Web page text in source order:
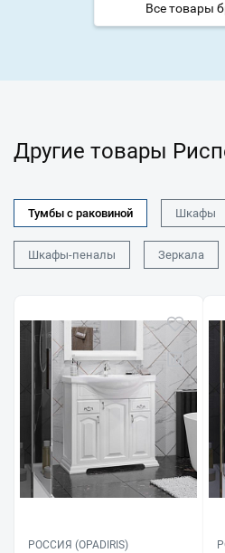
Все товары
Другие товары
Тумбы с раковиной Шкафы
Шкафы-пеналы Зеркала
РОССИЯ (OPADIRIS)